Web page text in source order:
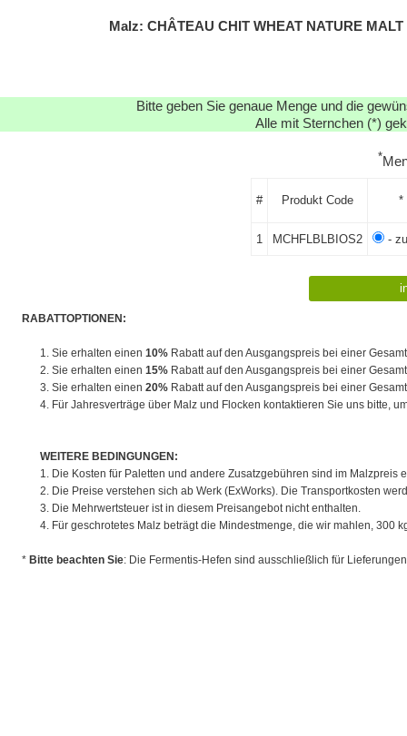
Malz: CHÂTEAU CHIT WHEAT NATURE
Bitte geben Sie genaue Menge und die
Alle mit Sternchen (*)
*
# Produkt Code *
1 MCHFLBLBIOS2 -
RABATTOPTIONEN:
1. Sie erhalten einen 10%Rabatt auf den Ausgangspreis bei einer
2. Sie erhalten einen 15%Rabatt auf den Ausgangspreis bei einer
3. Sie erhalten einen 20%Rabatt auf den Ausgangspreis bei einer
4. Für Jahresverträge über Malz und Flocken kontaktieren Sie uns bitte,
WEITERE BEDINGUNGEN:
1. Die Kosten für Paletten und andere Zusatzgebühren sind im
2. Die Preise verstehen sich ab Werk (ExWorks). Die Transportkosten
3. Die Mehrwertsteuer ist in diesem Preisangebot nicht enthalten.
4. Für geschrotetes Malz beträgt die Mindestmenge, die wir mahlen, 300
* Bitte beachten Sie: Die Fermentis-Hefen sind ausschließlich für